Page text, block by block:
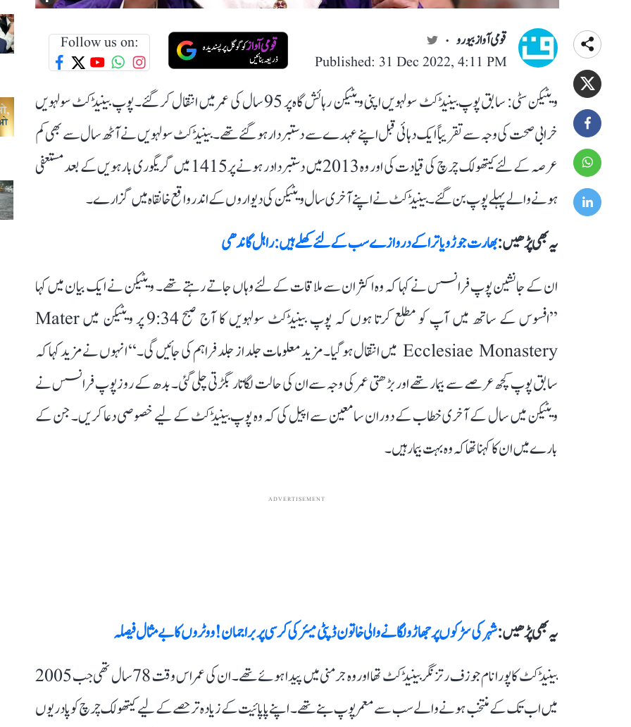
قومی آواز بیورو
Published: 31 Dec 2022, 4:11 PM
Follow us on:
ویٹیکن سٹی: سابق پوپ بینیڈکٹ سولہویں اپنی ویٹیکن رہائش گاہ پر 95 سال کی عمر میں انتقال کر گئے۔ پوپ بینیڈکٹ سولہویں
خرابی صحت کی وجہ سے تقریباً ایک دہائی قبل اپنے عہدے سے دستبردار ہو گئے تھے۔ بینیڈکٹ سولہویں نے آٹھ سال سے بھی کم
عرصہ کے لئے کیتھولک چرچ کی قیادت کی اور وہ 2013 میں دستبردادر ہونے پر 1415 میں گریگوری بارہویں کے بعد مستعفی
ہونے والے پہلے پوپ بن گئے۔ بینیڈکٹ نے اپنے آخری سال ویٹیکن کی دیواروں کے اندر واقع خانقاہ میں گزارے۔
یہ بھی پڑھیں :بھارت جوڑو یاترا کے دروازے سب کے لئے کھلے ہیں: راہل گاندھی
ان کے جانشین پوپ فرانسس نے کہا کہ وہ اکثر ان سے ملاقات کے لئے وہاں جاتے رہتے تھے۔ ویٹیکن نے ایک بیان میں کہا
’’افسوس کے ساتھ میں آپ کو مطلع کرتا ہوں کہ پوپ بینیڈکٹ سولہویں کا آج صبح 9:34 پر ویٹیکن میں Mater
Ecclesiae Monastery میں انتقال ہو گیا۔ مزید معلومات جلد از جلد فراہم کی جائیں گی۔‘‘ انہوں نے مزید کہا کہ
سابق پوپ کچھ عرصے سے بیمار تھے اور بڑھتی عمر کی وجہ سے ان کی حالت لگاتار بگڑتی چلی گئی۔ بدھ کے روز پوپ فرانسس نے
ویٹیکن میں سال کے آخری خطاب کے دوران سامعین سے اپیل کی کہ وہ پوپ بینیڈکٹ کے لیے خصوصی دعا کریں۔ جن کے
بارے میں ان کا کہنا تھا کہ وہ بہت بیمار ہیں۔
ADVERTISEMENT
یہ بھی پڑھیں :شہر کی سڑکوں پر جھاڑو لگانے والی خاتون ڈپٹی میئر کی کرسی پر براجمان! ووٹروں کا بے مثال فیصلہ
بینیڈکٹ کا پورا نام جوزف رتزنگر بینیڈکٹ تھا اور وہ جرمنی میں پیدا ہوئے تھے۔ ان کی عمر اس وقت 78 سال تھی جب 2005
میں اب تک کے منتخب ہونے والے سب سے معمر پوپ بنے تھے۔ اپنے پاپائیت کے زیادہ تر حصے کے لیے کیتھولک چرچ کو پادریوں